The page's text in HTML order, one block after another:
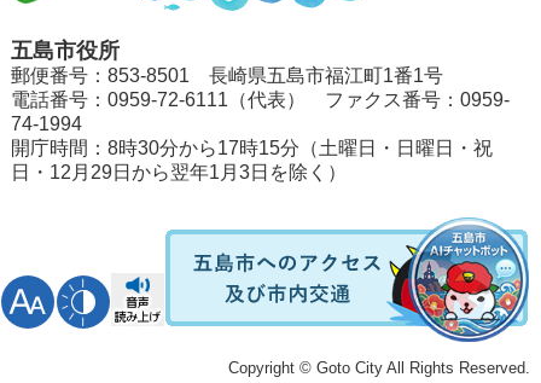
五島市役所
郵便番号：853-8501 長崎県五島市福江町1番1号
電話番号：0959-72-6111（代表） ファクス番号：0959-
74-1994
開庁時間：8時30分から17時15分（土曜日・日曜日・祝
日・12月29日から翌年1月3日を除く）
Copyright © Goto City All Rights Reserved.